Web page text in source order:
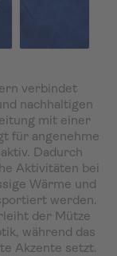
verbindet
nachhaltigen
mit einer
für angenehme
Dadurch
Aktivitäten bei
Wärme und
werden.
der Mütze
während das
Akzente setzt.